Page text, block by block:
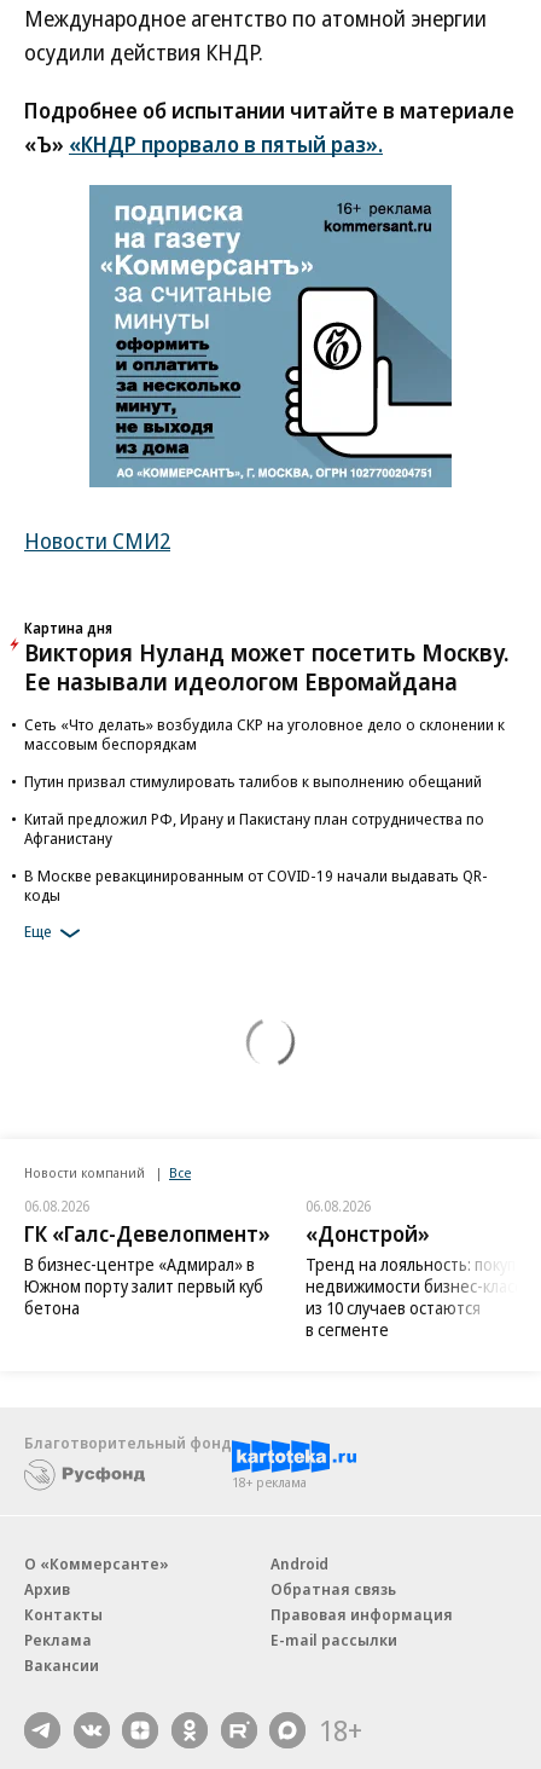
Международное агентство по атомной энергии
осудили действия КНДР.
Подробнее об испытании читайте в материале
«Ъ» «КНДР прорвало в пятый раз».
Новости СМИ2
Картина дня
Виктория Нуланд может посетить Москву.
Ее называли идеологом Евромайдана
Сеть «Что делать» возбудила СКР на уголовное дело о склонении к
массовым беспорядкам
Путин призвал стимулировать талибов к выполнению обещаний
Китай предложил РФ, Ирану и Пакистану план сотрудничества по
Афганистану
В Москве ревакцинированным от COVID-19 начали выдавать QR-
коды
Еще
Новости компаний Все
06.08.2026
ГК «Галс-Девелопмент»
В бизнес-центре «Адмирал» в
Южном порту залит первый куб
бетона
06.08.2026
«Донстрой»
Тренд на лояльность:
недвижимости бизнес-класса
из 10 случаев остаются
в сегменте
Благотворительный фонд
18+ реклама
О «Коммерсанте»
Архив
Контакты
Реклама
Вакансии
Android
Обратная связь
Правовая информация
E-mail рассылки
18+